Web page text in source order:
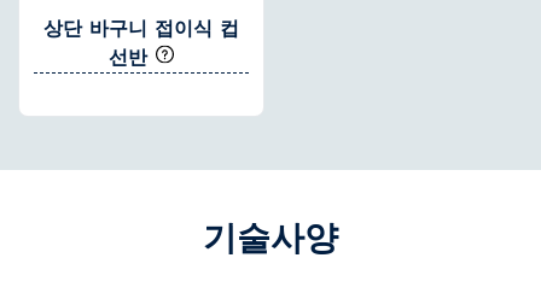
상단 바구니 접이식 컵
선반
기술사양